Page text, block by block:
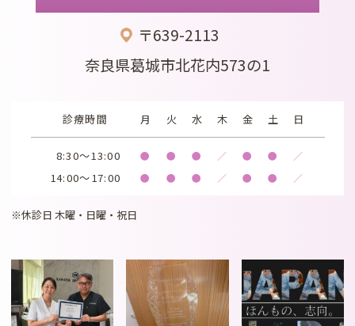
〒639-2113
奈良県葛城市北花内573の1
診療時間 月 火 水 木 金 土 日
8:30～13:00 ● ● ● ／ ● ● ／
14:00～17:00 ● ● ● ／ ● ● ／
※休診日 木曜・日曜・祝日